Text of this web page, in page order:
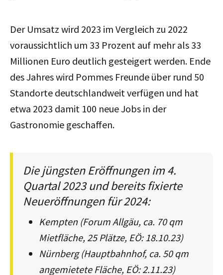
Der Umsatz wird 2023 im Vergleich zu 2022
voraussichtlich um 33 Prozent auf mehr als 33
Millionen Euro deutlich gesteigert werden. Ende
des Jahres wird Pommes Freunde über rund 50
Standorte deutschlandweit verfügen und hat
etwa 2023 damit 100 neue Jobs in der
Gastronomie geschaffen.
Die jüngsten Eröffnungen im 4.
Quartal 2023 und bereits fixierte
Neueröffnungen für 2024:
Kempten (Forum Allgäu, ca. 70 qm
Mietfläche, 25 Plätze, EÖ: 18.10.23)
Nürnberg (Hauptbahnhof, ca. 50 qm
angemietete Fläche, EÖ: 2.11.23)